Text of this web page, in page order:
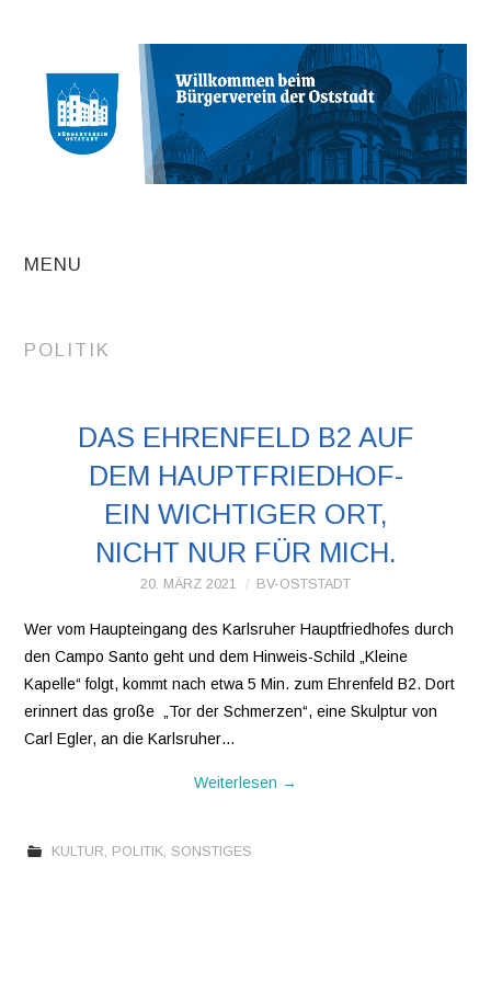
MENU
TERMINE
INITIATIVEN UND
VEREINE
OSTSTADT-
UMSCHAU
POLITIK
DAS EHRENFELD B2 AUF
DEM HAUPTFRIEDHOF-
EIN WICHTIGER ORT,
NICHT NUR FÜR MICH.
20. MÄRZ 2021 BV-OSTSTADT
Wer vom Haupteingang des Karlsruher Hauptfriedhofes durch
den Campo Santo geht und dem Hinweis-Schild „Kleine
Kapelle“ folgt, kommt nach etwa 5 Min. zum Ehrenfeld B2. Dort
erinnert das große „Tor der Schmerzen“, eine Skulptur von
Carl Egler, an die Karlsruher…
Weiterlesen →
KULTUR POLITIK SONSTIGES